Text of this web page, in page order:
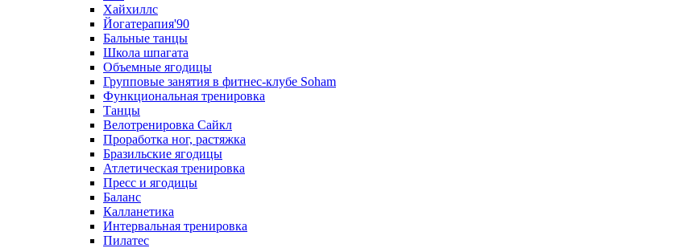
Хайхиллс
Йогатерапия'90
Бальные танцы
Школа шпагата
Объемные ягодицы
Групповые занятия в фитнес-клубе Soham
Функциональная тренировка
Танцы
Велотренировка Сайкл
Проработка ног, растяжка
Бразильские ягодицы
Атлетическая тренировка
Пресс и ягодицы
Баланс
Калланетика
Интервальная тренировка
Пилатес